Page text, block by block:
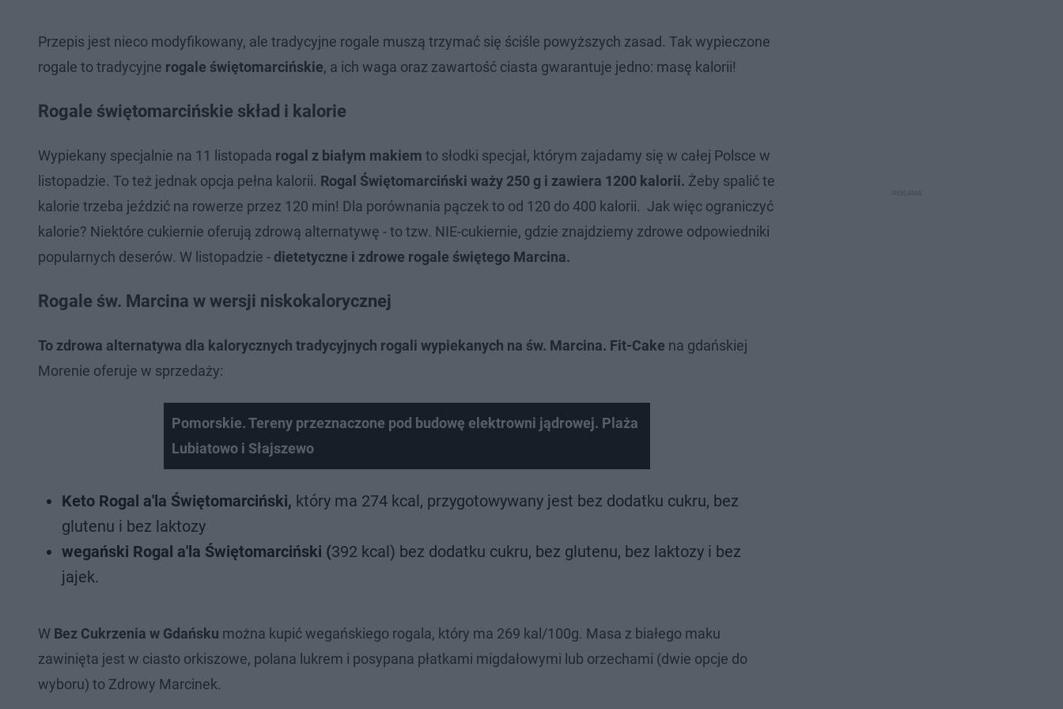
Przepis jest nieco modyfikowany, ale tradycyjne rogale muszą trzymać się ściśle powyższych zasad. Tak wypieczone
rogale to tradycyjne rogale świętomarcińskie, a ich waga oraz zawartość ciasta gwarantuje jedno: masę kalorii!
Rogale świętomarcińskie skład i kalorie
Wypiekany specjalnie na 11 listopada rogal z białym makiem to słodki specjał, którym zajadamy się w całej Polsce w
listopadzie. To też jednak opcja pełna kalorii. Rogal Świętomarciński waży 250 g i zawiera 1200 kalorii. Żeby spalić te
kalorie trzeba jeździć na rowerze przez 120 min! Dla porównania pączek to od 120 do 400 kalorii. Jak więc ograniczyć
kalorie? Niektóre cukiernie oferują zdrową alternatywę - to tzw. NIE-cukiernie, gdzie znajdziemy zdrowe odpowiedniki
popularnych deserów. W listopadzie - dietetyczne i zdrowe rogale świętego Marcina.
Rogale św. Marcina w wersji niskokalorycznej
To zdrowa alternatywa dla kalorycznych tradycyjnych rogali wypiekanych na św. Marcina. Fit-Cake na gdańskiej
Morenie oferuje w sprzedaży:
Pomorskie. Tereny przeznaczone pod budowę elektrowni jądrowej. Plaża
Lubiatowo i Słajszewo
Keto Rogal a'la Świętomarciński, który ma 274 kcal, przygotowywany jest bez dodatku cukru, bez
glutenu i bez laktozy
wegański Rogal a'la Świętomarciński (392 kcal) bez dodatku cukru, bez glutenu, bez laktozy i bez
jajek.
W Bez Cukrzenia w Gdańsku można kupić wegańskiego rogala, który ma 269 kal/100g. Masa z białego maku
zawinięta jest w ciasto orkiszowe, polana lukrem i posypana płatkami migdałowymi lub orzechami (dwie opcje do
wyboru) to Zdrowy Marcinek.